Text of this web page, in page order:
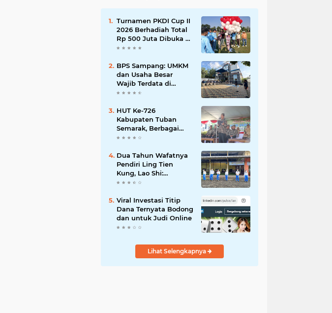
Turnamen PKDI Cup II
2026 Berhadiah Total
Rp 500 Juta Dibuka di
Jombang, Ketua PKDI
Mahdi: Ajang
Silaturrahmi dan
Media Komunikasi
Antar-Kades untuk
BPS Sampang: UMKM
dan Usaha Besar
Wajib Terdata di
Sensus Ekonomi 2026,
Sasaran
HUT Ke-726
Kabupaten Tuban
Semarak, Berbagai
Prestasinya Pun
Dua Tahun Wafatnya
Pendiri Ling Tien
Kung, Lao Shi:
Amanah Harus Kita
Viral Investasi Titip
Dana Ternyata Bodong
dan untuk Judi Online
Lihat Selengkapnya